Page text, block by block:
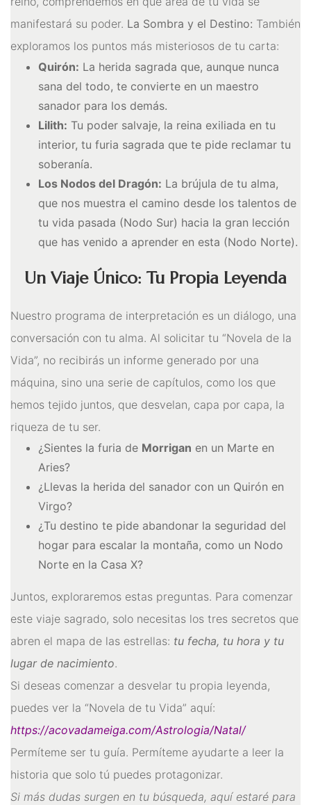
manifestará su poder. La Sombra y el Destino: También
exploramos los puntos más misteriosos de tu carta:
Quirón: La herida sagrada que, aunque nunca
sana del todo, te convierte en un maestro
sanador para los demás.
Lilith: Tu poder salvaje, la reina exiliada en tu
interior, tu furia sagrada que te pide reclamar tu
soberanía.
Los Nodos del Dragón: La brújula de tu alma,
que nos muestra el camino desde los talentos de
tu vida pasada (Nodo Sur) hacia la gran lección
que has venido a aprender en esta (Nodo Norte).
Un Viaje Único: Tu Propia Leyenda
Nuestro programa de interpretación es un diálogo, una
conversación con tu alma. Al solicitar tu “Novela de la
Vida”, no recibirás un informe generado por una
máquina, sino una serie de capítulos, como los que
hemos tejido juntos, que desvelan, capa por capa, la
riqueza de tu ser.
¿Sientes la furia de Morrigan en un Marte en
Aries?
¿Llevas la herida del sanador con un Quirón en
Virgo?
¿Tu destino te pide abandonar la seguridad del
hogar para escalar la montaña, como un Nodo
Norte en la Casa X?
Juntos, exploraremos estas preguntas. Para comenzar
este viaje sagrado, solo necesitas los tres secretos que
abren el mapa de las estrellas: tu fecha, tu hora y tu
lugar de nacimiento.
Si deseas comenzar a desvelar tu propia leyenda,
puedes ver la “Novela de tu Vida” aquí:
https://acovadameiga.com/Astrologia/Natal/
Permíteme ser tu guía. Permíteme ayudarte a leer la
historia que solo tú puedes protagonizar.
Si más dudas surgen en tu búsqueda, aquí estaré para